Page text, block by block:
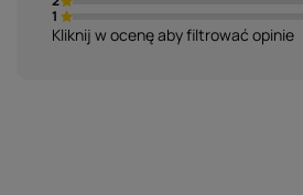
1
Kliknij w ocenę aby filtrować opinie